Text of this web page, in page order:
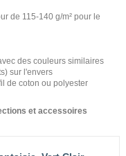
de 115-140 g/m² pour le
des couleurs similaires
sur l'envers
de coton ou polyester
et accessoires